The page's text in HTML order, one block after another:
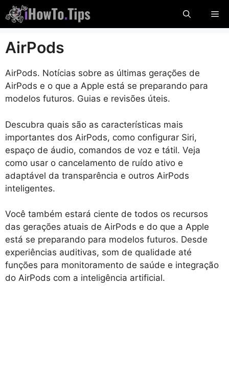
Pule
para
o
conteúdo
AirPods
AirPods. Notícias sobre as últimas gerações de
AirPods e o que a Apple está se preparando para
modelos futuros. Guias e revisões úteis.
Descubra quais são as características mais
importantes dos AirPods, como configurar Siri,
espaço de áudio, comandos de voz e tátil. Veja
como usar o cancelamento de ruído ativo e
adaptável da transparência e outros AirPods
inteligentes.
Você também estará ciente de todos os recursos
das gerações atuais de AirPods e do que a Apple
está se preparando para modelos futuros. Desde
experiências auditivas, som de qualidade até
funções para monitoramento de saúde e integração
do AirPods com a inteligência artificial.